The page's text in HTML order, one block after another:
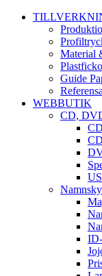
Material
Guide
WEBBUTIK
CD,